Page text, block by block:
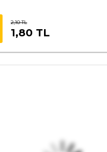
2,10 TL
1,80 TL